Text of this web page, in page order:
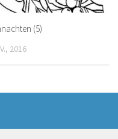
(5)
2016